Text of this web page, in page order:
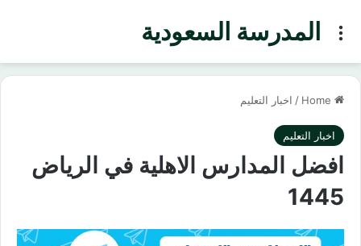
المدرسة السعوديةMenu
/ اخبار التعليم
اخبار التعليم
افضل المدارس الاهلية في الرياض
1445